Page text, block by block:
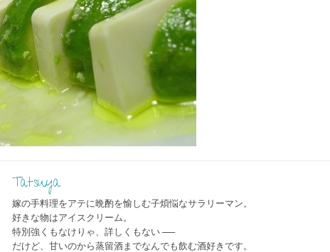
Tatsuya
嫁の手料理をアテに晩酌を愉しむ子煩悩なサラリーマン。
好きな物はアイスクリーム。
特別強くもなけりゃ、詳しくもない ──
だけど、甘いのから蒸留酒までなんでも飲む酒好きです。